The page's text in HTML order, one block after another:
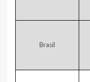
Brasil